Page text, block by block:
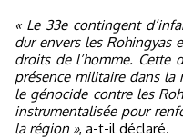
« Le 33e contingent
dur envers les Rohingyas
droits de l’homme. Cette
présence militaire dans
le génocide contre les
instrumentalisée pour
la région », a-t-il déclaré.